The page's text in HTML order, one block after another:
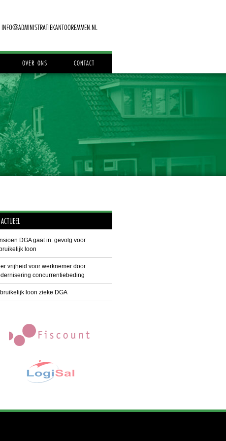
OVER ONS CONTACT
ACTUEEL
DGA gaat in: gevolg voor
loon
vrijheid voor werknemer door
concurrentiebeding
loon zieke DGA